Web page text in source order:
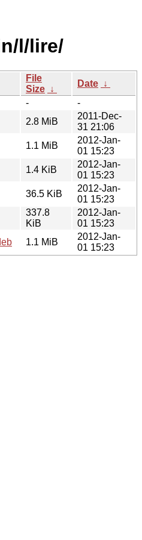
l/lire/
File
Size ↓
Date ↓
-
-
2.8 MiB
2011-Dec-
31 21:06
1.1 MiB
2012-Jan-
01 15:23
1.4 KiB
2012-Jan-
01 15:23
36.5 KiB
2012-Jan-
01 15:23
337.8
KiB
2012-Jan-
01 15:23
1.1 MiB
2012-Jan-
01 15:23